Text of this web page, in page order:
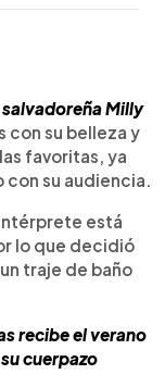
Milly
con su belleza y
favoritas, ya
su audiencia.
está
lo que decidió
traje de baño
recibe el verano
cuerpazo